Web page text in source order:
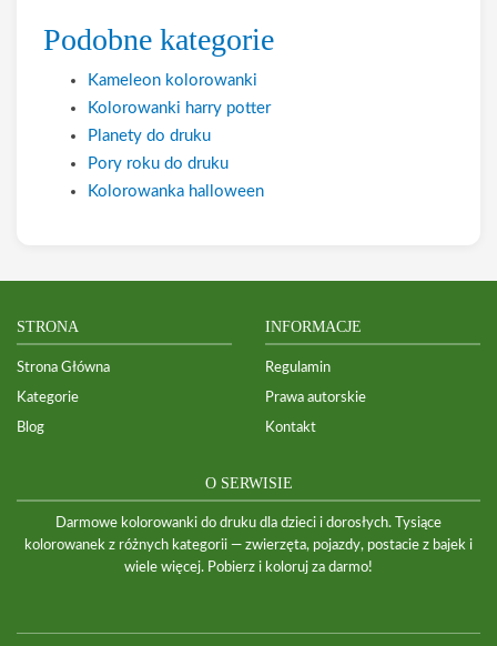
Podobne kategorie
Kameleon kolorowanki
Kolorowanki harry potter
Planety do druku
Pory roku do druku
Kolorowanka halloween
STRONA
Strona Główna
Kategorie
Blog
INFORMACJE
Regulamin
Prawa autorskie
Kontakt
O SERWISIE
Darmowe kolorowanki do druku dla dzieci i dorosłych. Tysiące
kolorowanek z różnych kategorii — zwierzęta, pojazdy, postacie z bajek i
wiele więcej. Pobierz i koloruj za darmo!